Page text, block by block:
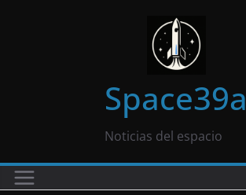
Space39a
Noticias del espacio